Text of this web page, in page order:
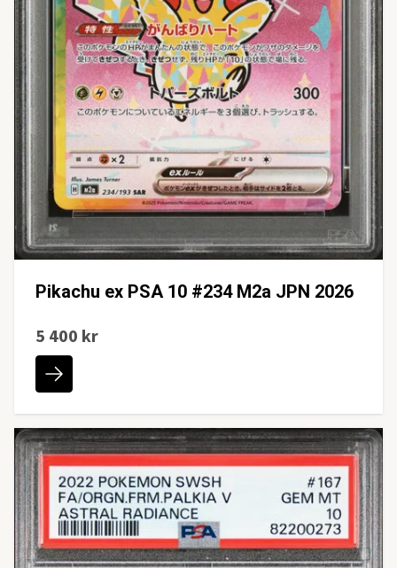
Pikachu ex PSA 10 #234 M2a JPN 2026
5 400 kr